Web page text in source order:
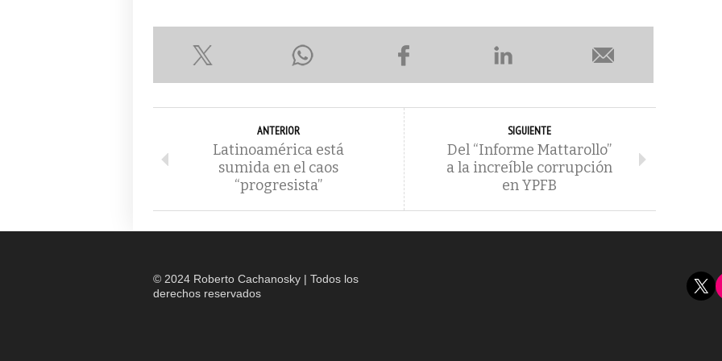
ANTERIOR
Latinoamérica está
sumida en el caos
“progresista”
SIGUIENTE
Del “Informe Mattarollo”
a la increíble corrupción
en YPFB
© 2024 Roberto Cachanosky | Todos los
derechos reservados
X